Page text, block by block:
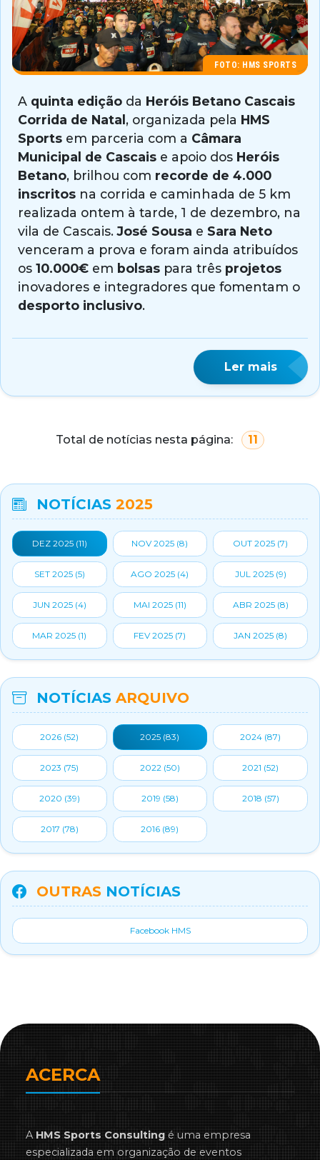
FOTO: HMS SPORTS
A quinta edição da Heróis Betano Cascais
Corrida de Natal , organizada pela HMS
Sports em parceria com a Câmara
Municipal de Cascais e apoio dos Heróis
Betano, brilhou com recorde de 4.000
inscritos na corrida e caminhada de 5 km
realizada ontem à tarde, 1 de dezembro, na
vila de Cascais.José Sousa e Sara Neto
venceram a prova e foram ainda atribuídos
os 10.000€ em bolsas para três projetos
inovadores e integradores que fomentam o
desporto inclusivo.
Ler mais
Total de notícias nesta página: 11
NOTÍCIAS 2025
DEZ 2025 (11) NOV 2025 (8) OUT 2025 (7)
SET 2025 (5) AGO 2025 (4) JUL 2025 (9)
JUN 2025 (4) MAI 2025 (11) ABR 2025 (8)
MAR 2025 (1) FEV 2025 (7) JAN 2025 (8)
NOTÍCIAS ARQUIVO
2026 (52) 2025 (83) 2024 (87)
2023 (75) 2022 (50) 2021 (52)
2020 (39) 2019 (58) 2018 (57)
2017 (78) 2016 (89)
OUTRAS NOTÍCIAS
Facebook HMS
ACERCA
A HMS Sports Consulting é uma empresa
especializada em organização de eventos